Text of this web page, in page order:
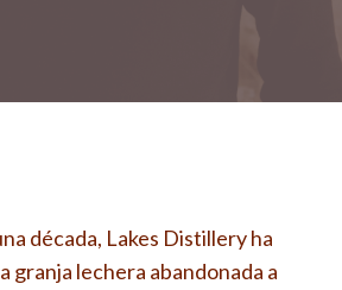
década, Lakes Distillery ha
granja lechera abandonada a